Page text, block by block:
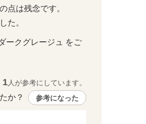
点は残念です。
た。
ークグレージュ をご
1人が参考にしています。
か？ 参考になった